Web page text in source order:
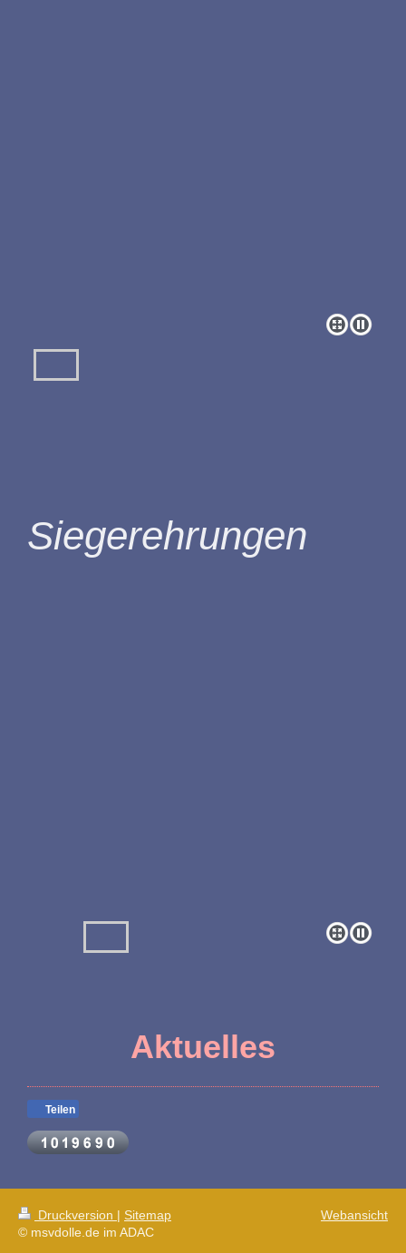
Siegerehrungen
Aktuelles
Teilen
Druckversion | Sitemap
© msvdolle.de im ADAC
Webansicht